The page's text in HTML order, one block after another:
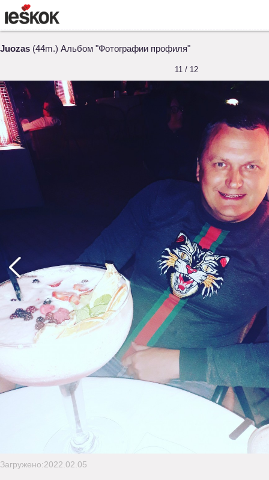
Juozas (44m.) Альбом "Фотографии профиля"
11 / 12
Загружено:2022.02.05